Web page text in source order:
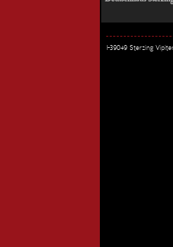
I-39049 Sterzing